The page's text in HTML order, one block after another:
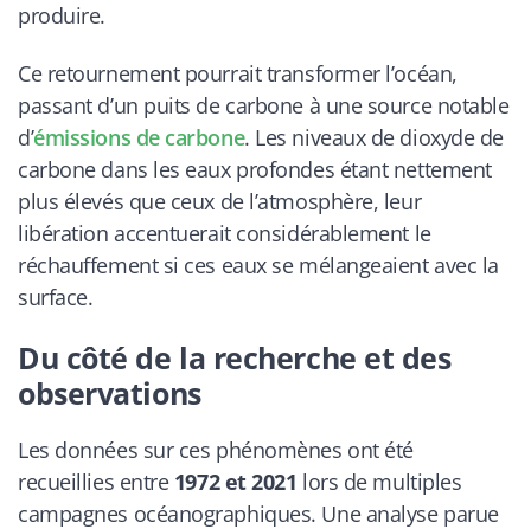
produire.
Ce retournement pourrait transformer l’océan,
passant d’un puits de carbone à une source notable
d’émissions de carbone. Les niveaux de dioxyde de
carbone dans les eaux profondes étant nettement
plus élevés que ceux de l’atmosphère, leur
libération accentuerait considérablement le
réchauffement si ces eaux se mélangeaient avec la
surface.
Du côté de la recherche et des
observations
Les données sur ces phénomènes ont été
recueillies entre 1972 et 2021 lors de multiples
campagnes océanographiques. Une analyse parue